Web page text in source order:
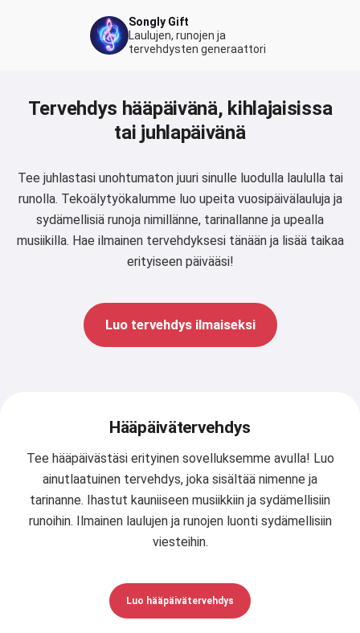
Songly Gift
Laulujen, runojen ja
tervehdysten generaattori
Tervehdys hääpäivänä, kihlajaisissa
tai juhlapäivänä
Tee juhlastasi unohtumaton juuri sinulle luodulla laululla tai
runolla. Tekoälytyökalumme luo upeita vuosipäivälauluja ja
sydämellisiä runoja nimillänne, tarinallanne ja upealla
musiikilla. Hae ilmainen tervehdyksesi tänään ja lisää taikaa
erityiseen päivääsi!
Luo tervehdys ilmaiseksi
Hääpäivätervehdys
Tee hääpäivästäsi erityinen sovelluksemme avulla! Luo
ainutlaatuinen tervehdys, joka sisältää nimenne ja
tarinanne. Ihastut kauniiseen musiikkiin ja sydämellisiin
runoihin. Ilmainen laulujen ja runojen luonti sydämellisiin
viesteihin.
Luo hääpäivätervehdys